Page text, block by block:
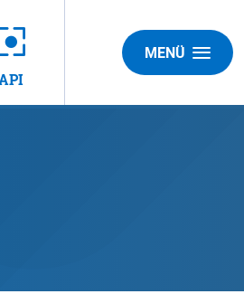
MENÜ